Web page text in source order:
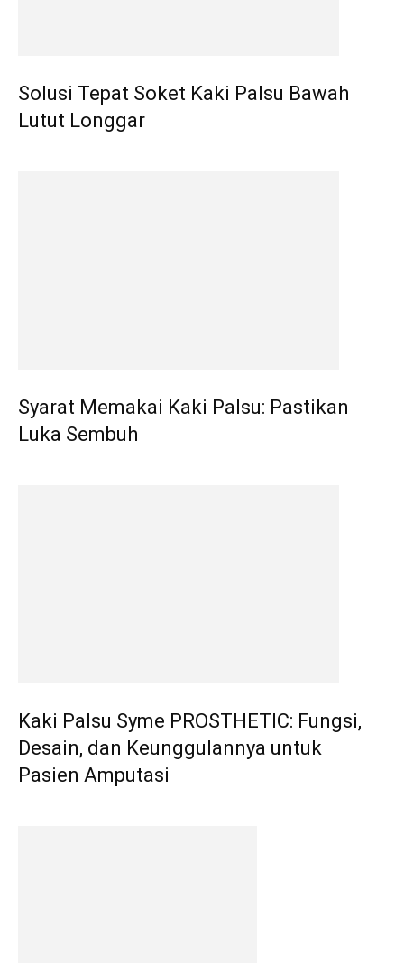
Solusi Tepat Soket Kaki Palsu Bawah
Lutut Longgar
Syarat Memakai Kaki Palsu: Pastikan
Luka Sembuh
Kaki Palsu Syme PROSTHETIC: Fungsi,
Desain, dan Keunggulannya untuk
Pasien Amputasi